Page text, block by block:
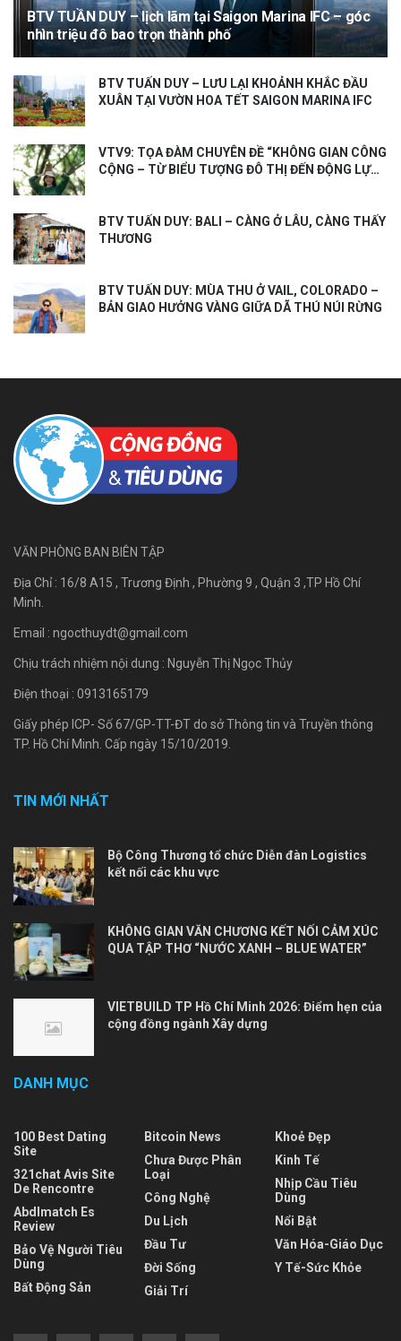
BTV TUẦN DUY – lịch lãm tại Saigon Marina IFC – góc
nhìn triệu đô bao trọn thành phố
BTV TUẤN DUY – LƯU LẠI KHOẢNH KHẮC ĐẦU
XUÂN TẠI VƯỜN HOA TẾT SAIGON MARINA IFC
VTV9: TỌA ĐÀM CHUYÊN ĐỀ “KHÔNG GIAN CÔNG
CỘNG – TỪ BIỂU TƯỢNG ĐÔ THỊ ĐẾN ĐỘNG LỰC
BTV TUẤN DUY: BALI – CÀNG Ở LÂU, CÀNG THẤY
THƯƠNG
BTV TUẤN DUY: MÙA THU Ở VAIL, COLORADO –
BẢN GIAO HƯỞNG VÀNG GIỮA DÃ THÚ NÚI RỪNG
VĂN PHÒNG BAN BIÊN TẬP
Địa Chỉ : 16/8 A15 , Trương Định , Phường 9 , Quận 3 ,TP Hồ Chí
Minh.
Email : ngocthuydt@gmail.com
Chịu trách nhiệm nội dung : Nguyễn Thị Ngọc Thủy
Điện thoại : 0913165179
Giấy phép ICP- Số 67/GP-TT-ĐT do sở Thông tin và Truyền thông
TP. Hồ Chí Minh. Cấp ngày 15/10/2019.
TIN MỚI NHẤT
Bộ Công Thương tổ chức Diễn đàn Logistics
kết nối các khu vực
KHÔNG GIAN VĂN CHƯƠNG KẾT NỐI CẢM XÚC
QUA TẬP THƠ “NƯỚC XANH – BLUE WATER”
VIETBUILD TP Hồ Chí Minh 2026: Điểm hẹn của
cộng đồng ngành Xây dựng
DANH MỤC
100 Best Dating
Site
321chat Avis Site
De Rencontre
Abdlmatch Es
Review
Bảo Vệ Người Tiêu
Dùng
Bất Động Sản
Bitcoin News
Chưa Được Phân
Loại
Công Nghệ
Du Lịch
Đầu Tư
Đời Sống
Giải Trí
Khoẻ Đẹp
Kinh Tế
Nhịp Cầu Tiêu
Dùng
Nổi Bật
Văn Hóa-Giáo Dục
Y Tế-Sức Khỏe